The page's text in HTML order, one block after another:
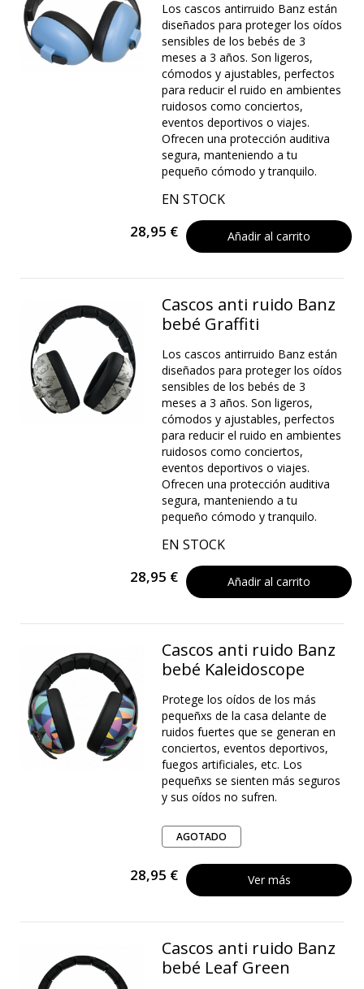
Los cascos antirruido Banz están
diseñados para proteger los oídos
sensibles de los bebés de 3
meses a 3 años. Son ligeros,
cómodos y ajustables, perfectos
para reducir el ruido en ambientes
ruidosos como conciertos,
eventos deportivos o viajes.
Ofrecen una protección auditiva
segura, manteniendo a tu
pequeño cómodo y tranquilo.
EN STOCK
28,95 € Añadir al carrito
Cascos anti ruido Banz
bebé Graffiti
Los cascos antirruido Banz están
diseñados para proteger los oídos
sensibles de los bebés de 3
meses a 3 años. Son ligeros,
cómodos y ajustables, perfectos
para reducir el ruido en ambientes
ruidosos como conciertos,
eventos deportivos o viajes.
Ofrecen una protección auditiva
segura, manteniendo a tu
pequeño cómodo y tranquilo.
EN STOCK
28,95 € Añadir al carrito
Cascos anti ruido Banz
bebé Kaleidoscope
Protege los oídos de los más
pequeñxs de la casa delante de
ruidos fuertes que se generan en
conciertos, eventos deportivos,
fuegos artificiales, etc. Los
pequeñxs se sienten más seguros
y sus oídos no sufren.
AGOTADO
28,95 € Ver más
Cascos anti ruido Banz
bebé Leaf Green